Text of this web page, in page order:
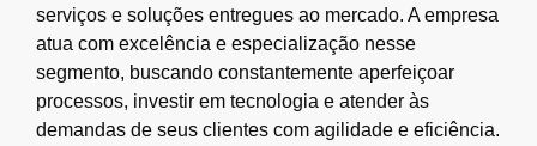
serviços e soluções entregues ao mercado. A empresa
atua com excelência e especialização nesse
segmento, buscando constantemente aperfeiçoar
processos, investir em tecnologia e atender às
demandas de seus clientes com agilidade e eficiência.